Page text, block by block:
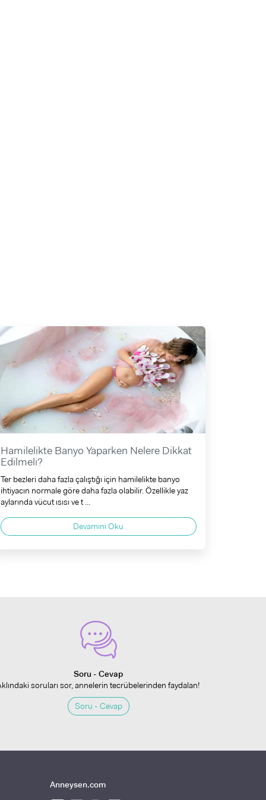
Hamilelikte Banyo Yaparken Nelere Dikkat
Edilmeli?
Ter bezleri daha fazla çalıştığı için hamilelikte banyo
ihtiyacın normale göre daha fazla olabilir. Özellikle yaz
aylarında vücut ısısı ve t ...
Devamını Oku
Soru - Cevap
soruları sor, annelerin tecrübelerinden faydalan!
Soru - Cevap
Anneysen.com